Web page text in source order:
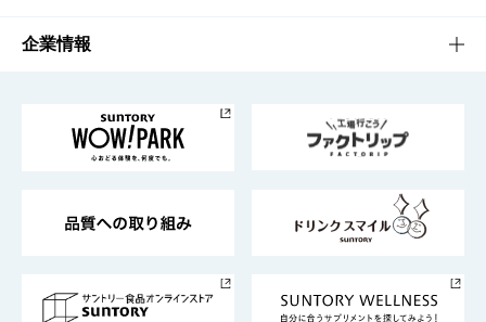
栄養成分一覧
工場見学
地域情報
サントリーホール
サントリーサンバーズ大阪
サステナビリティTOP
サントリーが考えるサステナビリティ経営
企業情報
企業概要
採用情報